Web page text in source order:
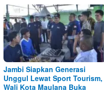
Jambi Siapkan Generasi
Unggul Lewat Sport Tourism,
Wali Kota Maulana Buka